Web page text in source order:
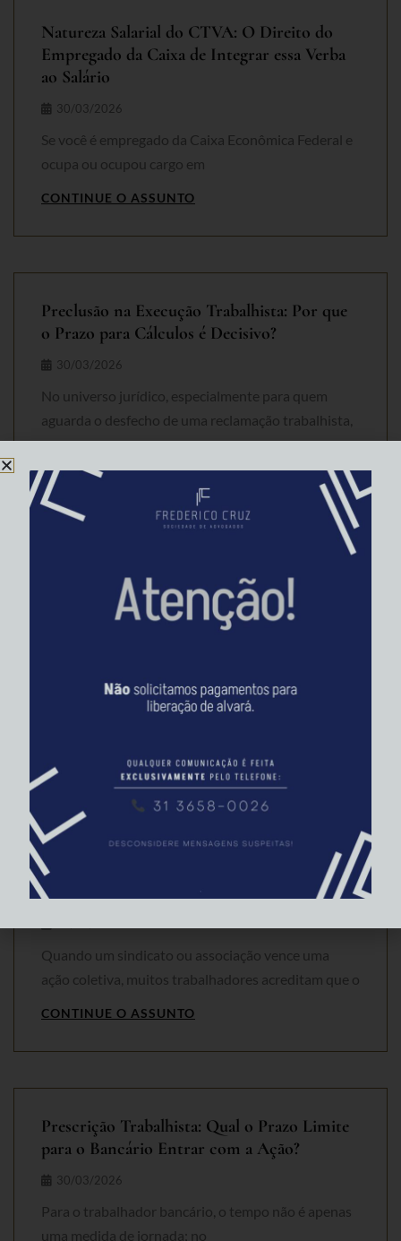
Natureza Salarial do CTVA: O Direito do
Empregado da Caixa de Integrar essa Verba
ao Salário
30/03/2026
Se você é empregado da Caixa Econômica Federal e
ocupa ou ocupou cargo em
CONTINUE O ASSUNTO
Preclusão na Execução Trabalhista: Por que
o Prazo para Cálculos é Decisivo?
30/03/2026
No universo jurídico, especialmente para quem
aguarda o desfecho de uma reclamação trabalhista,
poucas
CONTINUE O ASSUNTO
Preclusão no Processo do Trabalho: O Erro
que Pode Anular seu Direito em 8 Dias
primeiro passo. O verdadeiro
Prescrição na Execução Individual de Ação
Coletiva: Não Perca o Prazo de Receber seu
Direito!
Quando um sindicato ou associação vence uma
ação coletiva, muitos trabalhadores acreditam que o
CONTINUE O ASSUNTO
Prescrição Trabalhista: Qual o Prazo Limite
para o Bancário Entrar com a Ação?
30/03/2026
Para o trabalhador bancário, o tempo não é apenas
uma medida de jornada; no